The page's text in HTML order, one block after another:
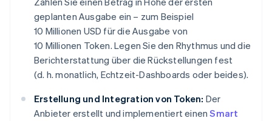
geplanten Ausgabe ein – zum Beispiel
10 Millionen USD für die Ausgabe von
10 Millionen Token. Legen Sie den Rhythmus und die
Berichterstattung über die Rückstellungen fest
(d. h. monatlich, Echtzeit-Dashboards oder beides).
Erstellung und Integration von Token: Der
Anbieter erstellt und implementiert einenSmart